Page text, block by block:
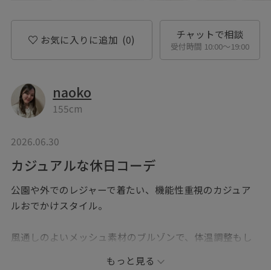
お気に入りに追加 (0) チャットで相談
受付時間 10:00〜19:00
naoko
155cm
2026.06.30
カジュアルな休日コーデ
公園や外でのレジャーで着たい、機能性重視のカジュア
ルおでかけスタイル。
風通しのよいメッシュ素材のブルゾンで、体温調整もし
もっと見る